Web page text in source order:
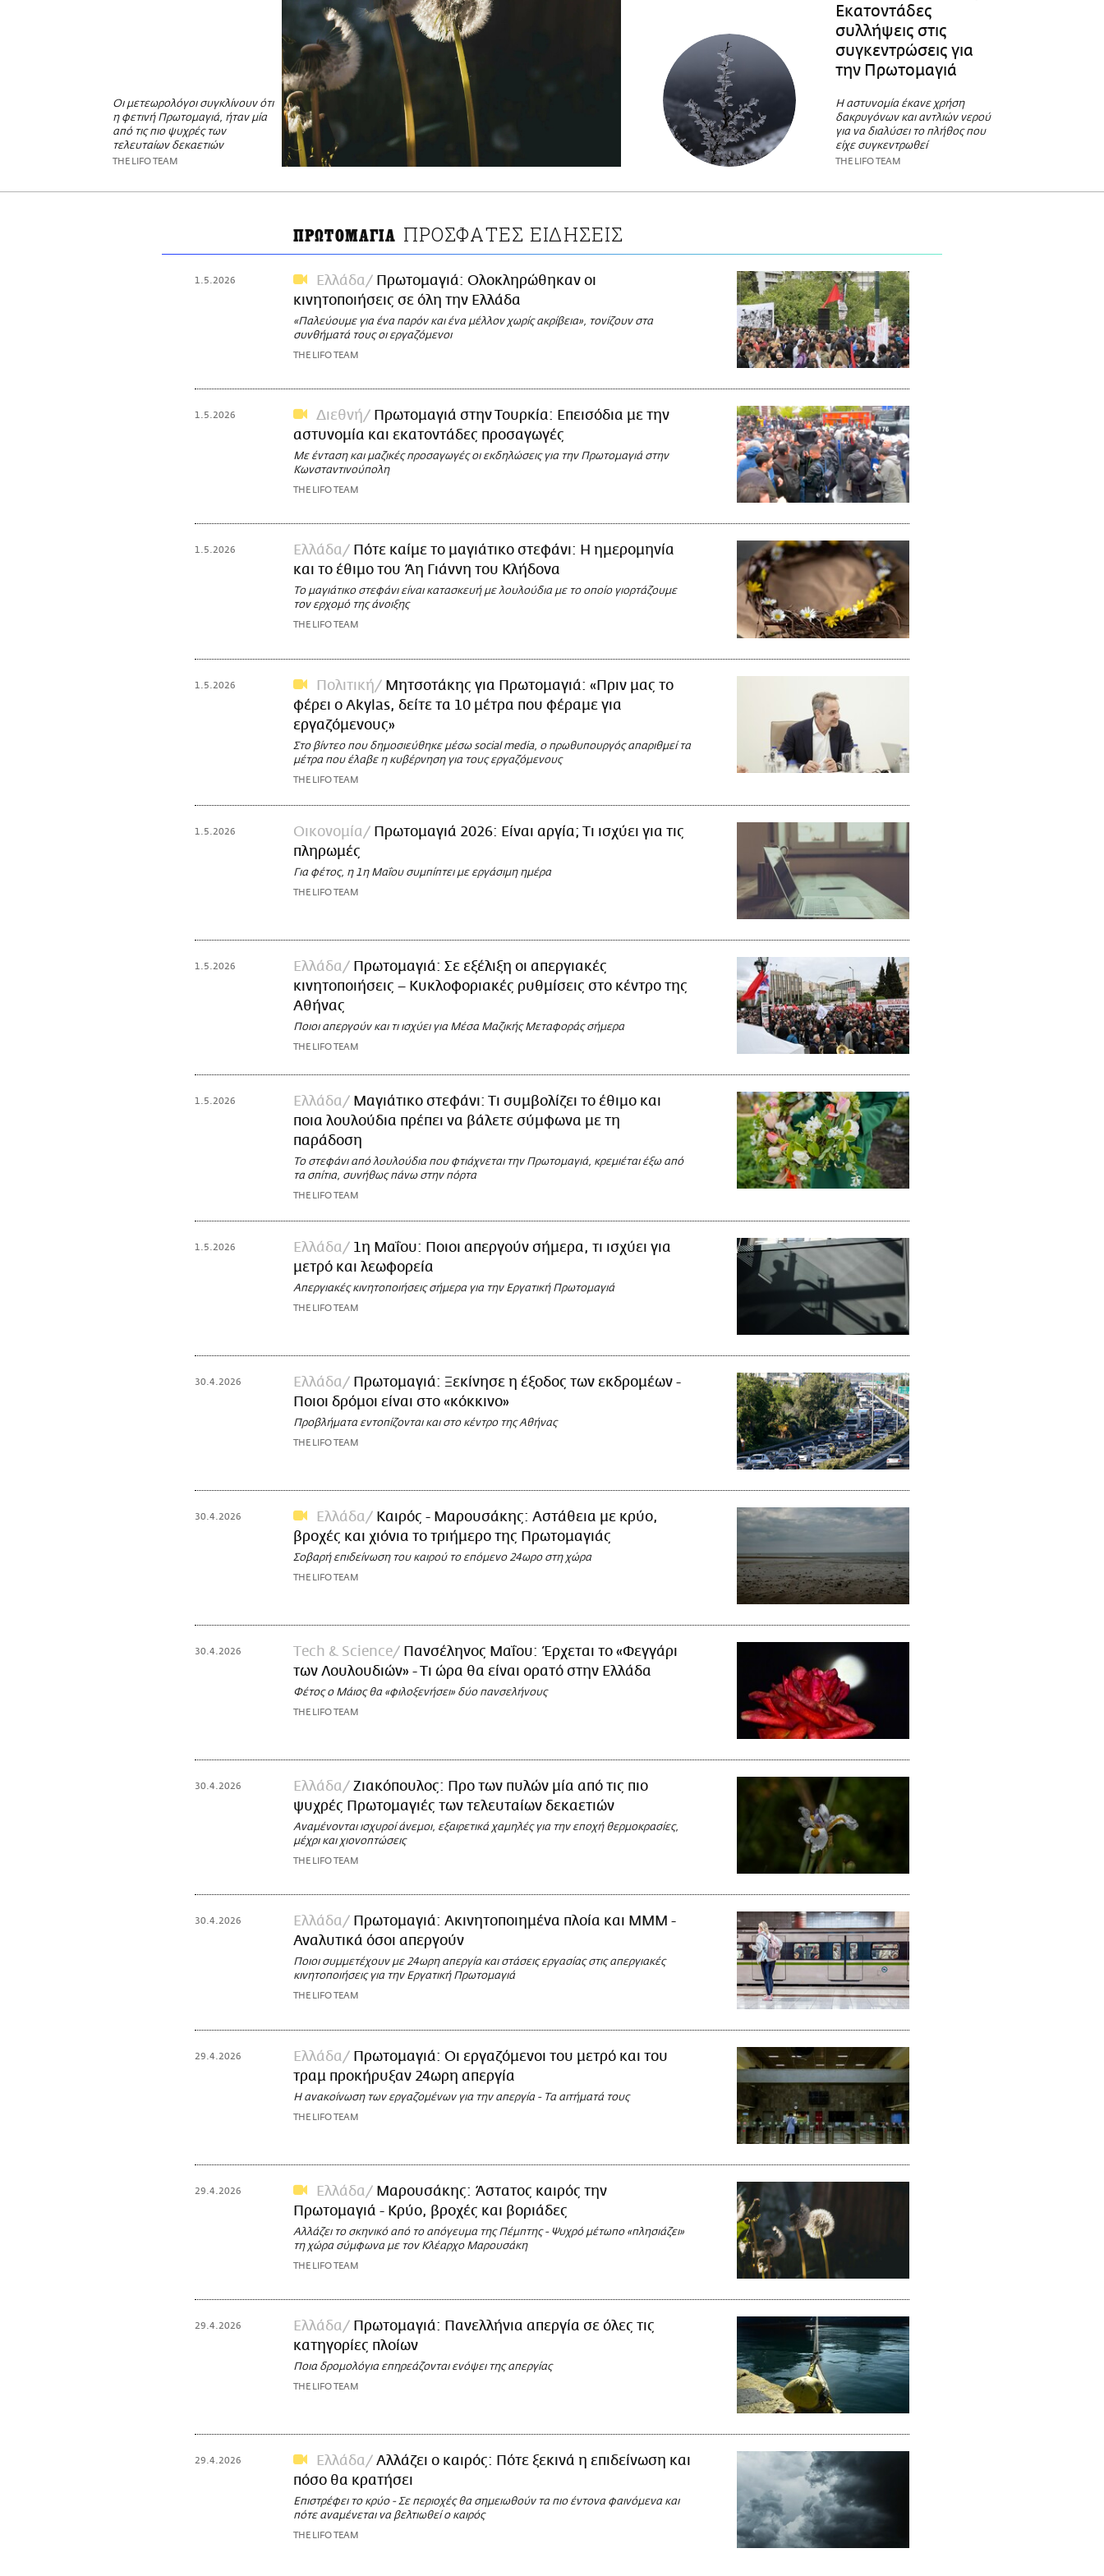
Οι μετεωρολόγοι συγκλίνουν ότι
η φετινή Πρωτομαγιά, ήταν μία
από τις πιο ψυχρές των
τελευταίων δεκαετιών
THE LIFO TEAM
Εκατοντάδες
συλλήψεις στις
συγκεντρώσεις για
την Πρωτομαγιά
Η αστυνομία έκανε χρήση
δακρυγόνων και αντλιών νερού
για να διαλύσει το πλήθος που
είχε συγκεντρωθεί
THE LIFO TEAM
ΠΡΩΤΟΜΑΓΙΑ ΠΡΟΣΦΑΤΕΣ ΕΙΔΗΣΕΙΣ
1.5.2026 Ελλάδα
Πρωτομαγιά: Ολοκληρώθηκαν οι
κινητοποιήσεις σε όλη την Ελλάδα
«Παλεύουμε για ένα παρόν και ένα μέλλον χωρίς ακρίβεια», τονίζουν στα
συνθήματά τους οι εργαζόμενοι
THE LIFO TEAM
1.5.2026 Διεθνή
Πρωτομαγιά στην Τουρκία: Επεισόδια με την
αστυνομία και εκατοντάδες προσαγωγές
Με ένταση και μαζικές προσαγωγές οι εκδηλώσεις για την Πρωτομαγιά στην
Κωνσταντινούπολη
THE LIFO TEAM
1.5.2026 Ελλάδα
Πότε καίμε το μαγιάτικο στεφάνι: Η ημερομηνία
και το έθιμο του Άη Γιάννη του Κλήδονα
Το μαγιάτικο στεφάνι είναι κατασκευή με λουλούδια με το οποίο γιορτάζουμε
τον ερχομό της άνοιξης
THE LIFO TEAM
1.5.2026 Πολιτική
Μητσοτάκης για Πρωτομαγιά: «Πριν μας το
φέρει ο Akylas, δείτε τα 10 μέτρα που φέραμε για
εργαζόμενους»
Στο βίντεο που δημοσιεύθηκε μέσω social media, ο πρωθυπουργός απαριθμεί τα
μέτρα που έλαβε η κυβέρνηση για τους εργαζόμενους
THE LIFO TEAM
1.5.2026 Οικονομία
Πρωτομαγιά 2026: Είναι αργία; Τι ισχύει για τις
πληρωμές
Για φέτος, η 1η Μαΐου συμπίπτει με εργάσιμη ημέρα
THE LIFO TEAM
1.5.2026 Ελλάδα
Πρωτομαγιά: Σε εξέλιξη οι απεργιακές
κινητοποιήσεις – Κυκλοφοριακές ρυθμίσεις στο κέντρο της
Αθήνας
Ποιοι απεργούν και τι ισχύει για Μέσα Μαζικής Μεταφοράς σήμερα
THE LIFO TEAM
1.5.2026 Ελλάδα
Μαγιάτικο στεφάνι: Τι συμβολίζει το έθιμο και
ποια λουλούδια πρέπει να βάλετε σύμφωνα με τη
παράδοση
Το στεφάνι από λουλούδια που φτιάχνεται την Πρωτομαγιά, κρεμιέται έξω από
τα σπίτια, συνήθως πάνω στην πόρτα
THE LIFO TEAM
1.5.2026 Ελλάδα
1η Μαΐου: Ποιοι απεργούν σήμερα, τι ισχύει για
μετρό και λεωφορεία
Απεργιακές κινητοποιήσεις σήμερα για την Εργατική Πρωτομαγιά
THE LIFO TEAM
30.4.2026 Ελλάδα
Πρωτομαγιά: Ξεκίνησε η έξοδος των εκδρομέων -
Ποιοι δρόμοι είναι στο «κόκκινο»
Προβλήματα εντοπίζονται και στο κέντρο της Αθήνας
THE LIFO TEAM
30.4.2026 Ελλάδα
Καιρός - Μαρουσάκης: Αστάθεια με κρύο,
βροχές και χιόνια το τριήμερο της Πρωτομαγιάς
Σοβαρή επιδείνωση του καιρού το επόμενο 24ωρο στη χώρα
THE LIFO TEAM
30.4.2026 Τech & Science
Πανσέληνος Μαΐου: Έρχεται το «Φεγγάρι
των Λουλουδιών» - Τι ώρα θα είναι ορατό στην Ελλάδα
Φέτος ο Μάιος θα «φιλοξενήσει» δύο πανσελήνους
THE LIFO TEAM
30.4.2026 Ελλάδα
Ζιακόπουλος: Προ των πυλών μία από τις πιο
ψυχρές Πρωτομαγιές των τελευταίων δεκαετιών
Αναμένονται ισχυροί άνεμοι, εξαιρετικά χαμηλές για την εποχή θερμοκρασίες,
μέχρι και χιονοπτώσεις
THE LIFO TEAM
30.4.2026 Ελλάδα
Πρωτομαγιά: Ακινητοποιημένα πλοία και ΜΜΜ -
Αναλυτικά όσοι απεργούν
Ποιοι συμμετέχουν με 24ωρη απεργία και στάσεις εργασίας στις απεργιακές
κινητοποιήσεις για την Εργατική Πρωτομαγιά
THE LIFO TEAM
29.4.2026 Ελλάδα
Πρωτομαγιά: Οι εργαζόμενοι του μετρό και του
τραμ προκήρυξαν 24ωρη απεργία
Η ανακοίνωση των εργαζομένων για την απεργία - Τα αιτήματά τους
THE LIFO TEAM
29.4.2026 Ελλάδα
Μαρουσάκης: Άστατος καιρός την
Πρωτομαγιά - Κρύο, βροχές και βοριάδες
Αλλάζει το σκηνικό από το απόγευμα της Πέμπτης - Ψυχρό μέτωπο «πλησιάζει»
τη χώρα σύμφωνα με τον Κλέαρχο Μαρουσάκη
THE LIFO TEAM
29.4.2026 Ελλάδα
Πρωτομαγιά: Πανελλήνια απεργία σε όλες τις
κατηγορίες πλοίων
Ποια δρομολόγια επηρεάζονται ενόψει της απεργίας
THE LIFO TEAM
29.4.2026 Ελλάδα
Αλλάζει ο καιρός: Πότε ξεκινά η επιδείνωση και
πόσο θα κρατήσει
Επιστρέφει το κρύο - Σε περιοχές θα σημειωθούν τα πιο έντονα φαινόμενα και
πότε αναμένεται να βελτιωθεί ο καιρός
THE LIFO TEAM